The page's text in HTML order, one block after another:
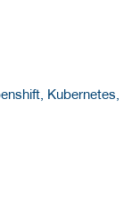
Kubernetes,